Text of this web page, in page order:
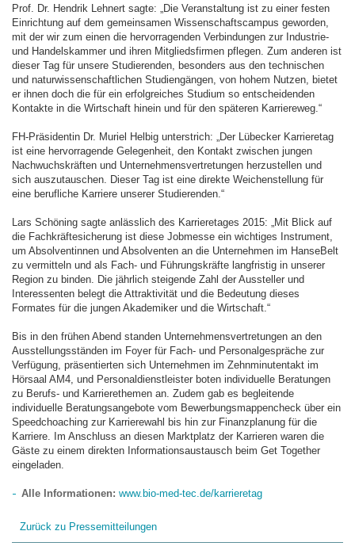
Prof. Dr. Hendrik Lehnert sagte: „Die Veranstaltung ist zu einer festen
Einrichtung auf dem gemeinsamen Wissenschaftscampus geworden,
mit der wir zum einen die hervorragenden Verbindungen zur Industrie-
und Handelskammer und ihren Mitgliedsfirmen pflegen. Zum anderen ist
dieser Tag für unsere Studierenden, besonders aus den technischen
und naturwissenschaftlichen Studiengängen, von hohem Nutzen, bietet
er ihnen doch die für ein erfolgreiches Studium so entscheidenden
Kontakte in die Wirtschaft hinein und für den späteren Karriereweg.“
FH-Präsidentin Dr. Muriel Helbig unterstrich: „Der Lübecker Karrieretag
ist eine hervorragende Gelegenheit, den Kontakt zwischen jungen
Nachwuchskräften und Unternehmensvertretungen herzustellen und
sich auszutauschen. Dieser Tag ist eine direkte Weichenstellung für
eine berufliche Karriere unserer Studierenden.“
Lars Schöning sagte anlässlich des Karrieretages 2015: „Mit Blick auf
die Fachkräftesicherung ist diese Jobmesse ein wichtiges Instrument,
um Absolventinnen und Absolventen an die Unternehmen im HanseBelt
zu vermitteln und als Fach- und Führungskräfte langfristig in unserer
Region zu binden. Die jährlich steigende Zahl der Aussteller und
Interessenten belegt die Attraktivität und die Bedeutung dieses
Formates für die jungen Akademiker und die Wirtschaft.“
Bis in den frühen Abend standen Unternehmensvertretungen an den
Ausstellungsständen im Foyer für Fach- und Personalgespräche zur
Verfügung, präsentierten sich Unternehmen im Zehnminutentakt im
Hörsaal AM4, und Personaldienstleister boten individuelle Beratungen
zu Berufs- und Karrierethemen an. Zudem gab es begleitende
individuelle Beratungsangebote vom Bewerbungsmappencheck über ein
Speedchoaching zur Karrierewahl bis hin zur Finanzplanung für die
Karriere. Im Anschluss an diesen Marktplatz der Karrieren waren die
Gäste zu einem direkten Informationsaustausch beim Get Together
eingeladen.
Alle Informationen: www.bio-med-tec.de/karrieretag
Zurück zu Pressemitteilungen